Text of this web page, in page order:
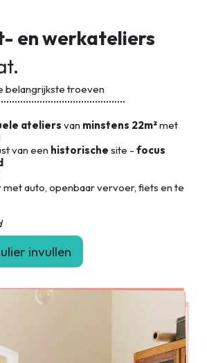
en werkateliers
belangrijkste troeven
ateliers van minstens 22m²met
van een historische site - focus
auto, openbaar vervoer, fiets en te
invullen